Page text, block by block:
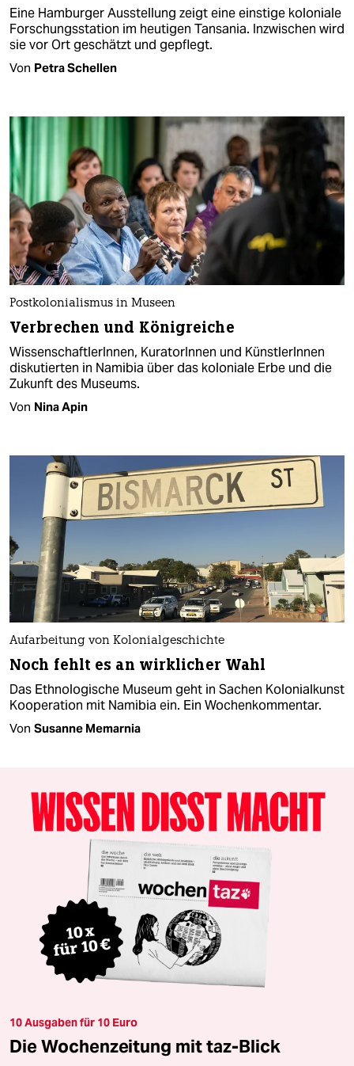
Eine Hamburger Ausstellung zeigt eine einstige koloniale
Forschungsstation im heutigen Tansania. Inzwischen wird
sie vor Ort geschätzt und gepflegt.
Von Petra Schellen
Postkolonialismus in Museen
Verbrechen und Königreiche
WissenschaftlerInnen, KuratorInnen und KünstlerInnen
diskutierten in Namibia über das koloniale Erbe und die
Zukunft des Museums.
Von Nina Apin
Aufarbeitung von Kolonialgeschichte
Noch fehlt es an wirklicher Wahl
Das Ethnologische Museum geht in Sachen Kolonialkunst
Kooperation mit Namibia ein. Ein Wochenkommentar.
Von Susanne Memarnia
10 Ausgaben für 10 Euro
Die Wochenzeitung mit taz-Blick